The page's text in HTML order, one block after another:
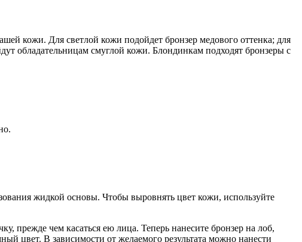
кожи. Для светлой кожи подойдет бронзер медового оттенка; для
обладательницам смуглой кожи. Блондинкам подходят бронзеры с
жидкой основы. Чтобы выровнять цвет кожи, используйте
прежде чем касаться ею лица. Теперь нанесите бронзер на лоб,
цвет. В зависимости от желаемого результата можно нанести